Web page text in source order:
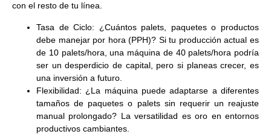
con el resto de tu línea.
Tasa de Ciclo: ¿Cuántos palets, paquetes o productos
debe manejar por hora (PPH)? Si tu producción actual es
de 10 palets/hora, una máquina de 40 palets/hora podría
ser un desperdicio de capital, pero si planeas crecer, es
una inversión a futuro.
Flexibilidad: ¿La máquina puede adaptarse a diferentes
tamaños de paquetes o palets sin requerir un reajuste
manual prolongado? La versatilidad es oro en entornos
productivos cambiantes.